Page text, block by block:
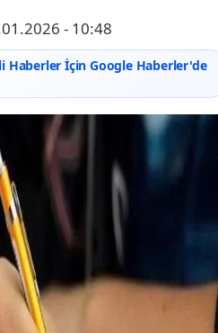
- 10:48
Haberler İçin Google Haberler'de